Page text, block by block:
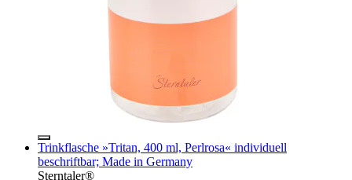
Trinkflasche »Tritan, 400 ml, Perlrosa« individuell
beschriftbar; Made in Germany
Sterntaler®